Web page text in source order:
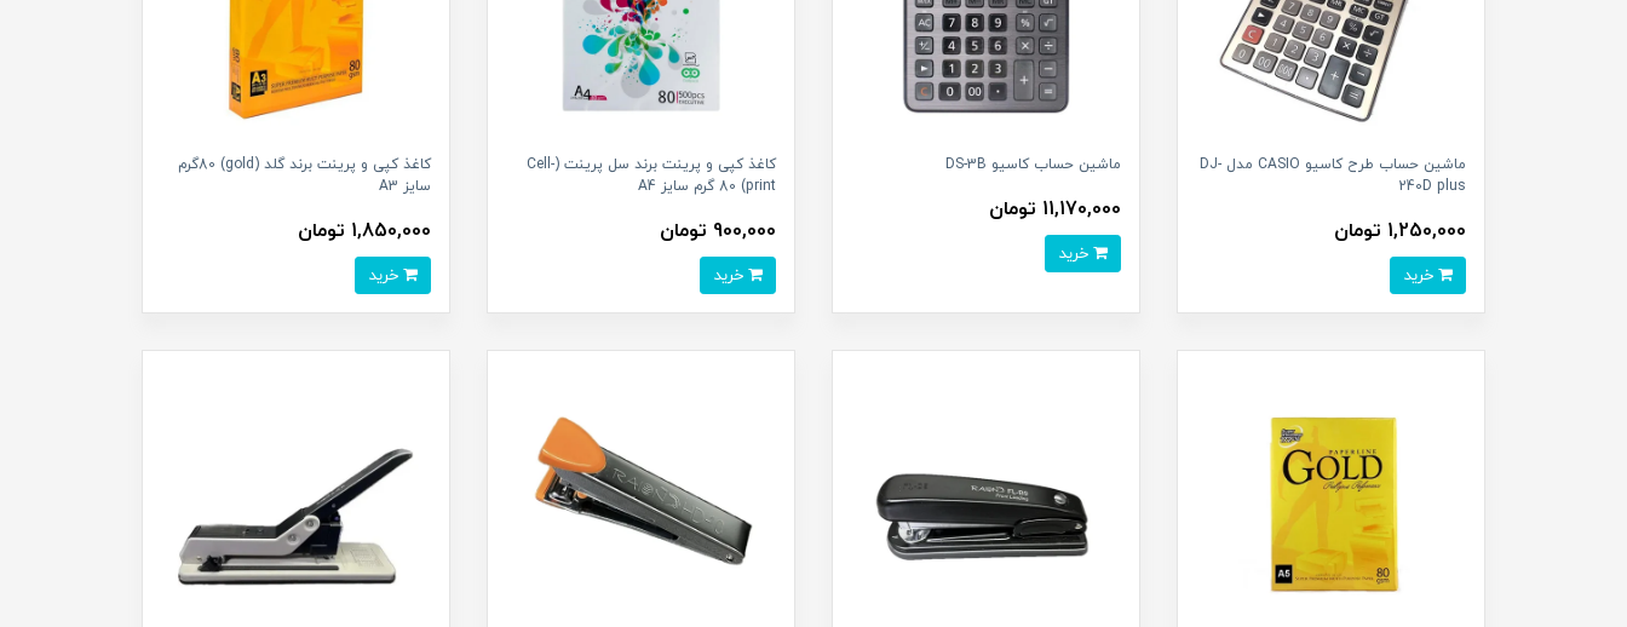
ماشین حساب طرح کاسیو CASIO مدل DJ-
240D plus
1,250,000 تومان
ماشين حساب کاسيو DS-3B
11,170,000 تومان
کاغذ کپی و پرینت برند سل پرینت (Cell-
print) 80 گرم سایز A4
900,000 تومان
کاغذ کپی و پرینت برند گلد (gold) 80گرم
سایز A3
1,850,000 تومان